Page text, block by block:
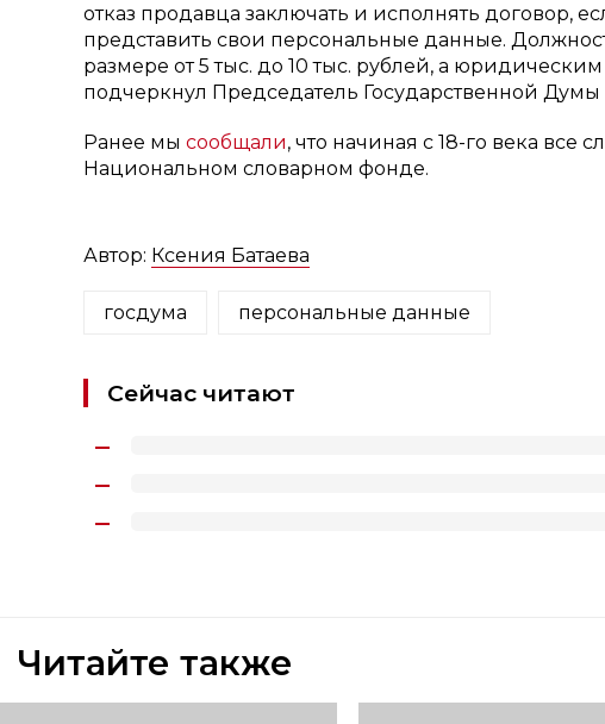
отказ продавца заключать и исполнять договор,
представить свои персональные данные.
размере от 5 тыс. до 10 тыс. рублей, а
подчеркнул Председатель Государственной
Ранее мы сообщали, что начиная с 18-го века все
Национальном словарном фонде.
Автор: Ксения Батаева
госдума персональные данные
Сейчас читают
Читайте также